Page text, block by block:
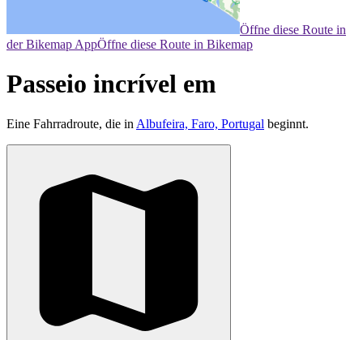
Öffne diese Route in
der Bikemap AppÖffne diese Route in Bikemap
Passeio incrível em
Eine Fahrradroute, die in Albufeira, Faro, Portugal beginnt.